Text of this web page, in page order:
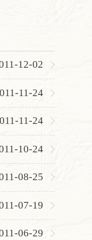
12-02
11-24
11-24
10-24
08-25
07-19
06-29